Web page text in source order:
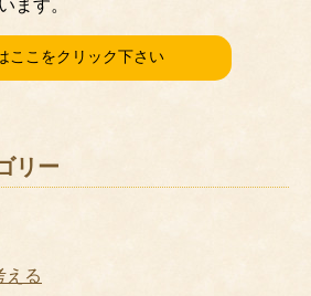
ます。
ここをクリック下さい
リー
える